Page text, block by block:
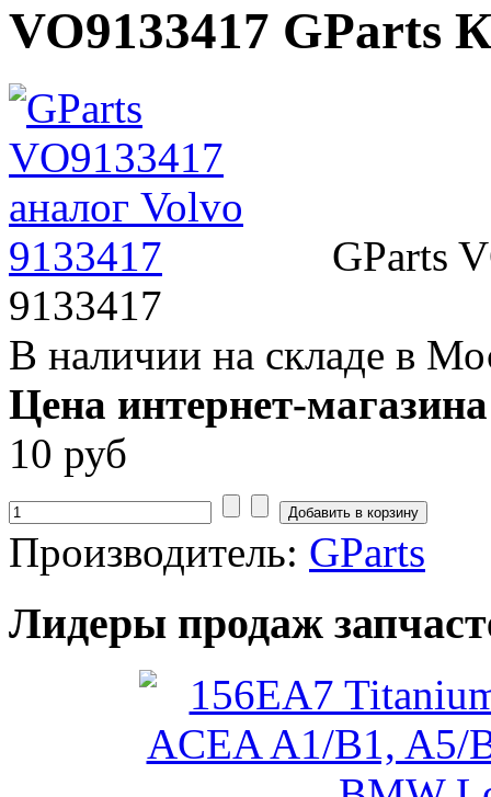
VO9133417 GParts
GParts
9133417
В наличии на складе в
Цена интернет-
10 руб
Производитель: GParts
Лидеры продаж